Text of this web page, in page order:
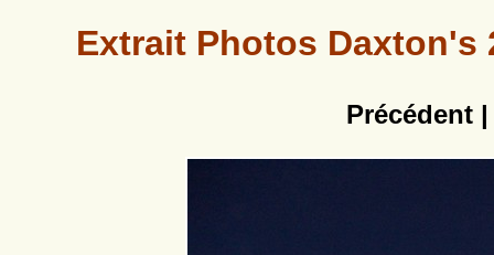
Extrait Photos Daxton's
Précédent